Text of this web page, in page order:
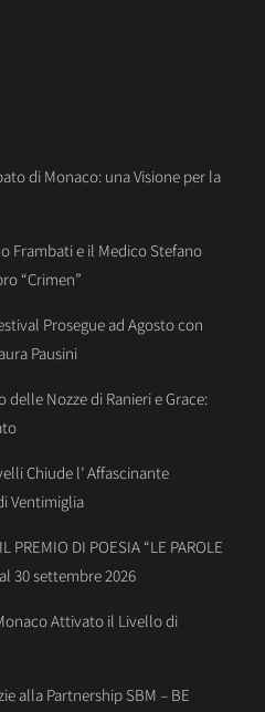
di Monaco: una Visione per la
Frambati e il Medico Stefano
“Crimen”
Prosegue ad Agosto con
Pausini
Nozze di Ranieri e Grace:
Chiude l’ Affascinante
Ventimiglia
PREMIO DI POESIA “LE PAROLE
30 settembre 2026
Attivato il Livello di
alla Partnership SBM – BE